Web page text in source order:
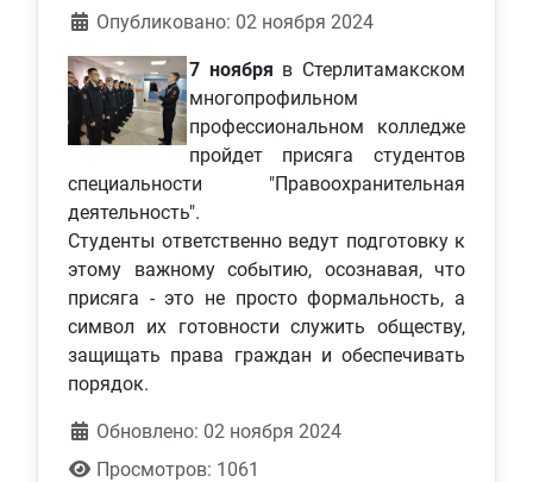
Информация о материале
Опубликовано: 02 ноября 2024
7 ноября в Стерлитамакском
многопрофильном
профессиональном колледже
пройдет присяга студентов
специальности "Правоохранительная
деятельность".
Студенты ответственно ведут подготовку к
этому важному событию, осознавая, что
присяга - это не просто формальность, а
символ их готовности служить обществу,
защищать права граждан и обеспечивать
порядок.
Обновлено: 02 ноября 2024
Просмотров: 1061